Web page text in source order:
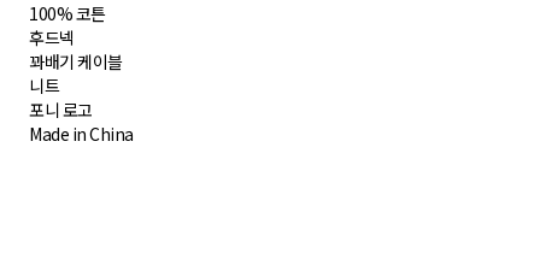
100% 코튼
후드넥
꽈배기 케이블
니트
포니 로고
Made in China